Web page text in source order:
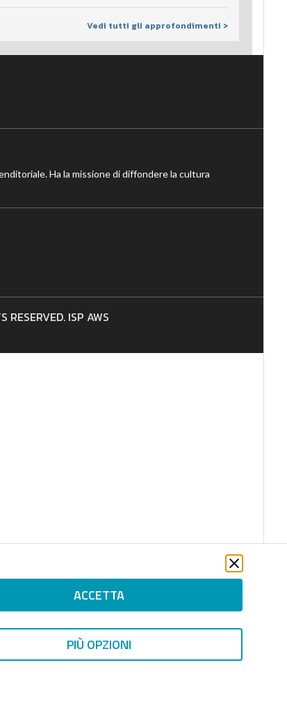
Vedi tutti gli approfondimenti >
ACCETTA
PIÙ OPZIONI
Ha la missione di diffondere la cultura
ISP AWS